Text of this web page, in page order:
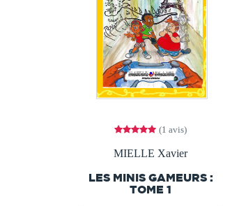
(1 avis)
MIELLE Xavier
LES MINIS GAMEURS :
TOME 1